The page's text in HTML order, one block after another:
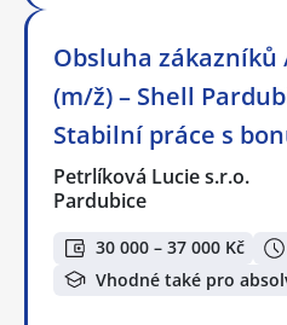
Obsluha zákazníků
(m/ž) – Shell
Stabilní práce s
Petrlíková Lucie s.r.o.
Pardubice
30 000 – 37 000 Kč
Vhodné také pro